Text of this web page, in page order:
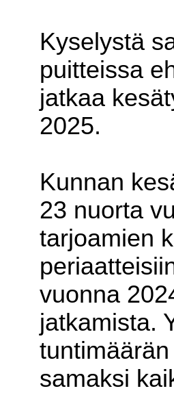
Kyselystä
puitteissa
jatkaa
2025.
Kunnan
23 nuorta
tarjoamien
vuonna
jatkamista.
samaksi